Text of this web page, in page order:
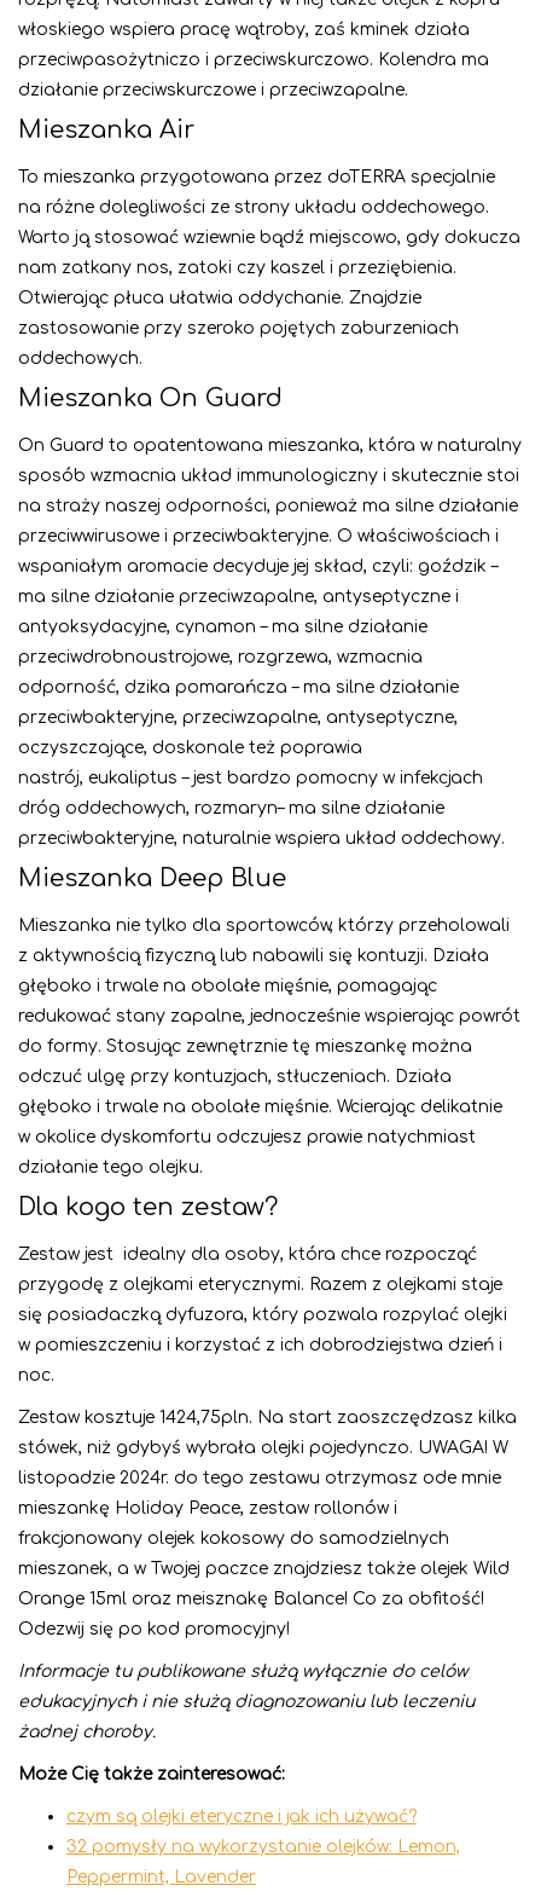
włoskiego wspiera pracę wątroby, zaś kminek działa
przeciwpasożytniczo i przeciwskurczowo. Kolendra ma
działanie przeciwskurczowe i przeciwzapalne.
Mieszanka Air
To mieszanka przygotowana przez doTERRA specjalnie
na różne dolegliwości ze strony układu oddechowego.
Warto ją stosować wziewnie bądź miejscowo, gdy dokucza
nam zatkany nos, zatoki czy kaszel i przeziębienia.
Otwierając płuca ułatwia oddychanie. Znajdzie
zastosowanie przy szeroko pojętych zaburzeniach
oddechowych.
Mieszanka On Guard
On Guard to opatentowana mieszanka, która w naturalny
sposób wzmacnia układ immunologiczny i skutecznie stoi
na straży naszej odporności, ponieważ ma silne działanie
przeciwwirusowe i przeciwbakteryjne. O właściwościach i
wspaniałym aromacie decyduje jej skład, czyli: goździk –
ma silne działanie przeciwzapalne, antyseptyczne i
antyoksydacyjne, cynamon – ma silne działanie
przeciwdrobnoustrojowe, rozgrzewa, wzmacnia
odporność, dzika pomarańcza – ma silne działanie
przeciwbakteryjne, przeciwzapalne, antyseptyczne,
oczyszczające, doskonale też poprawia
nastrój, eukaliptus – jest bardzo pomocny w infekcjach
dróg oddechowych, rozmaryn– ma silne działanie
przeciwbakteryjne, naturalnie wspiera układ oddechowy.
Mieszanka Deep Blue
Mieszanka nie tylko dla sportowców, którzy przeholowali
z aktywnością fizyczną lub nabawili się kontuzji. Działa
głęboko i trwale na obolałe mięśnie, pomagając
redukować stany zapalne, jednocześnie wspierając powrót
do formy. Stosując zewnętrznie tę mieszankę można
odczuć ulgę przy kontuzjach, stłuczeniach. Działa
głęboko i trwale na obolałe mięśnie. Wcierając delikatnie
w okolice dyskomfortu odczujesz prawie natychmiast
działanie tego olejku.
Dla kogo ten zestaw?
Zestaw jest idealny dla osoby, która chce rozpocząć
przygodę z olejkami eterycznymi. Razem z olejkami staje
się posiadaczką dyfuzora, który pozwala rozpylać olejki
w pomieszczeniu i korzystać z ich dobrodziejstwa dzień i
noc.
Zestaw kosztuje 1424,75pln. Na start zaoszczędzasz kilka
stówek, niż gdybyś wybrała olejki pojedynczo. UWAGA! W
listopadzie 2024r. do tego zestawu otrzymasz ode mnie
mieszankę Holiday Peace, zestaw rollonów i
frakcjonowany olejek kokosowy do samodzielnych
mieszanek, a w Twojej paczce znajdziesz także olejek Wild
Orange 15ml oraz meisznakę Balance! Co za obfitość!
Odezwij się po kod promocyjny!
Informacje tu publikowane służą wyłącznie do celów
edukacyjnych i nie służą diagnozowaniu lub leczeniu
żadnej choroby.
Może Cię także zainteresować:
czym są olejki eteryczne i jak ich używać?
32 pomysły na wykorzystanie olejków: Lemon,
Peppermint, Lavender